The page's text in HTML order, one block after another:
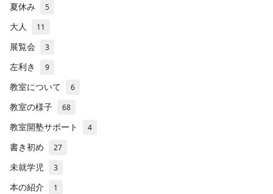
夏休み 5
大人 11
展覧会 3
左利き 9
教室について 6
教室の様子 68
教室開塾サポート 4
書き初め 27
未就学児 3
本の紹介 1